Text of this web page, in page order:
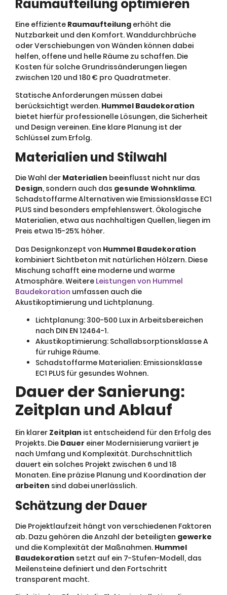
Raumaufteilung optimieren
Eine effiziente Raumaufteilung erhöht die
Nutzbarkeit und den Komfort. Wanddurchbrüche
oder Verschiebungen von Wänden können dabei
helfen, offene und helle Räume zu schaffen. Die
Kosten für solche Grundrissänderungen liegen
zwischen 120 und 180 € pro Quadratmeter.
Statische Anforderungen müssen dabei
berücksichtigt werden. Hummel Baudekoration
bietet hierfür professionelle Lösungen, die Sicherheit
und Design vereinen. Eine klare Planung ist der
Schlüssel zum Erfolg.
Materialien und Stilwahl
Die Wahl der Materialien beeinflusst nicht nur das
Design, sondern auch das gesunde Wohnklima.
Schadstoffarme Alternativen wie Emissionsklasse EC1
PLUS sind besonders empfehlenswert. Ökologische
Materialien, etwa aus nachhaltigen Quellen, liegen im
Preis etwa 15-25% höher.
Das Designkonzept von Hummel Baudekoration
kombiniert Sichtbeton mit natürlichen Hölzern. Diese
Mischung schafft eine moderne und warme
Atmosphäre. Weitere Leistungen von Hummel
Baudekoration umfassen auch die
Akustikoptimierung und Lichtplanung.
Lichtplanung: 300-500 Lux in Arbeitsbereichen
nach DIN EN 12464-1.
Akustikoptimierung: Schallabsorptionsklasse A
für ruhige Räume.
Schadstoffarme Materialien: Emissionsklasse
EC1 PLUS für gesundes Wohnen.
Dauer der Sanierung:
Zeitplan und Ablauf
Ein klarer Zeitplan ist entscheidend für den Erfolg des
Projekts. Die Dauer einer Modernisierung variiert je
nach Umfang und Komplexität. Durchschnittlich
dauert ein solches Projekt zwischen 6 und 18
Monaten. Eine präzise Planung und Koordination der
arbeiten sind dabei unerlässlich.
Schätzung der Dauer
Die Projektlaufzeit hängt von verschiedenen Faktoren
ab. Dazu gehören die Anzahl der beteiligten gewerke
und die Komplexität der Maßnahmen. Hummel
Baudekoration setzt auf ein 7-Stufen-Modell, das
Meilensteine definiert und den Fortschritt
transparent macht.